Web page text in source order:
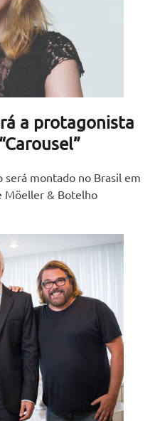
a protagonista
será montado no Brasil em
Möeller & Botelho